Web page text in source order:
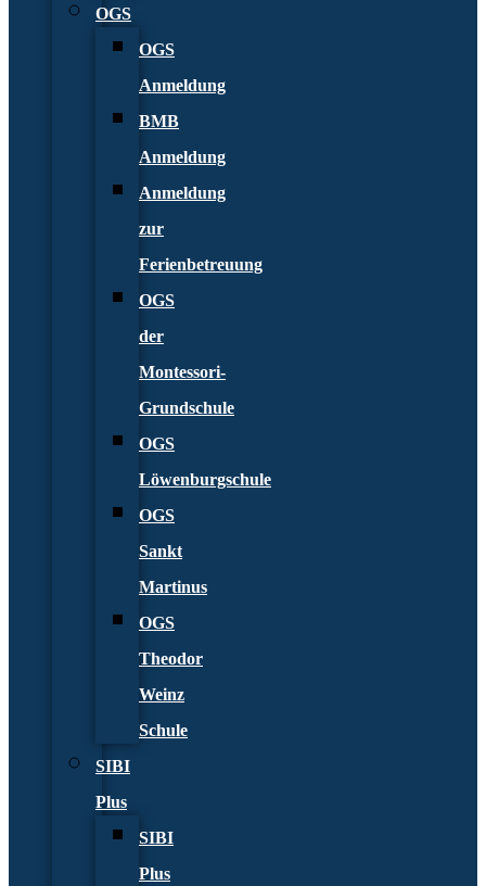
OGS
OGS
Anmeldung
BMB
Anmeldung
Anmeldung
zur
Ferienbetreuung
OGS
der
Montessori-
Grundschule
OGS
Löwenburgschule
OGS
Sankt
Martinus
OGS
Theodor
Weinz
Schule
SIBI
Plus
SIBI
Plus